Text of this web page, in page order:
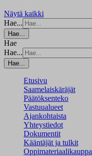
Näytä kaikki
Hae...
Hae...
Hae
Hae...
Hae...
Etusivu
Saamelaiskäräjät
Päätöksenteko
Vastuualueet
Ajankohtaista
Yhteystiedot
Dokumentit
Kääntäjät ja tulkit
Oppimateriaalikauppa